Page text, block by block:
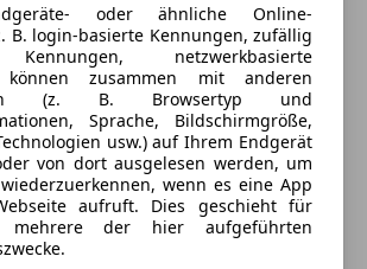
hinten
Innenausstattung
Weiß
Andere
oder ähnliche Online-
B. login-basierte Kennungen, zufällig
netzwerkbasierte
können zusammen mit anderen
(z. B. Browsertyp und
Sprache, Bildschirmgröße,
usw.) auf Ihrem Endgerät
von dort ausgelesen werden, um
wenn es eine App
aufruft. Dies geschieht für
der hier aufgeführten